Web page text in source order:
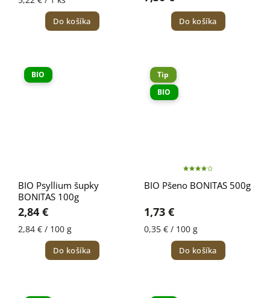
Do košíka Do košíka
BIO
BIO Psyllium šupky
BONITAS 100g
2,84 €
2,84 € / 100 g
Do košíka
Tip
BIO
BIO Pšeno BONITAS 500g
1,73 €
0,35 € / 100 g
Do košíka